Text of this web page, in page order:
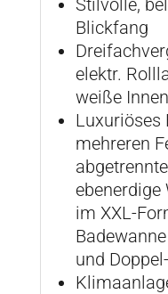
Stilvolle,
Blickfang
elektr.
weiße
Luxuriöses
mehreren
ebenerdige
im XXL-
und